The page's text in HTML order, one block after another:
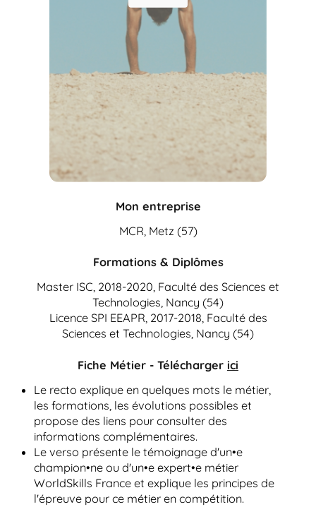
Mon entreprise
MCR, Metz (57)
Formations & Diplômes
Master ISC, 2018-2020, Faculté des Sciences et
Technologies, Nancy (54)
Licence SPI EEAPR, 2017-2018, Faculté des
Sciences et Technologies, Nancy (54)
Fiche Métier - Télécharger ici
Le recto explique en quelques mots le métier,
les formations, les évolutions possibles et
propose des liens pour consulter des
informations complémentaires.
Le verso présente le témoignage d'un•e
champion•ne ou d'un•e expert•e métier
WorldSkills France et explique les principes de
l'épreuve pour ce métier en compétition.